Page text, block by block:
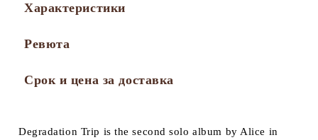
Характеристики
Ревюта
Срок и цена за доставка
Degradation Trip is the second solo album by Alice in